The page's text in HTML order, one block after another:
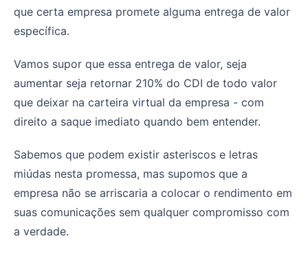
que certa empresa promete alguma entrega de valor
específica.
Vamos supor que essa entrega de valor, seja
aumentar seja retornar 210% do CDI de todo valor
que deixar na carteira virtual da empresa - com
direito a saque imediato quando bem entender.
Sabemos que podem existir asteriscos e letras
miúdas nesta promessa, mas supomos que a
empresa não se arriscaria a colocar o rendimento em
suas comunicações sem qualquer compromisso com
a verdade.